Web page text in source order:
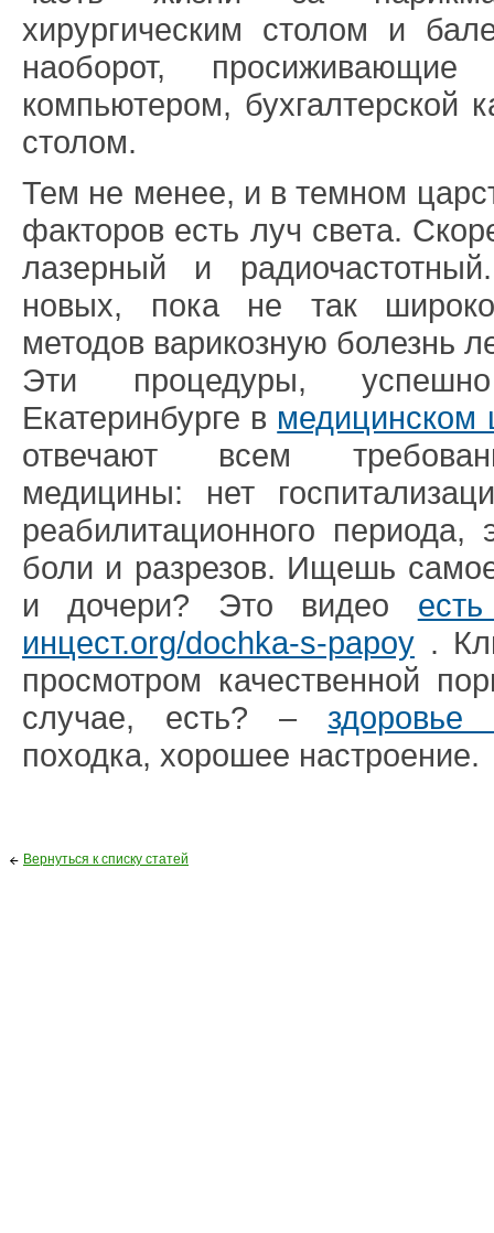
хирургическим столом и
наоборот,
компьютером, бухгалтерской
столом.
Тем не менее, и в темном
факторов есть луч света.
лазерный и
новых, пока не так широко
методов варикозную болезнь
Эти процедуры,
Екатеринбурге в медицинском
отвечают всем
медицины: нет
реабилитационного периода,
боли и разрезов. Ищешь
и дочери? Это видео
инцест.org/dochka-s-papoy .
просмотром качественной
случае, есть? –
походка, хорошее настроение.
Вернуться к списку статей